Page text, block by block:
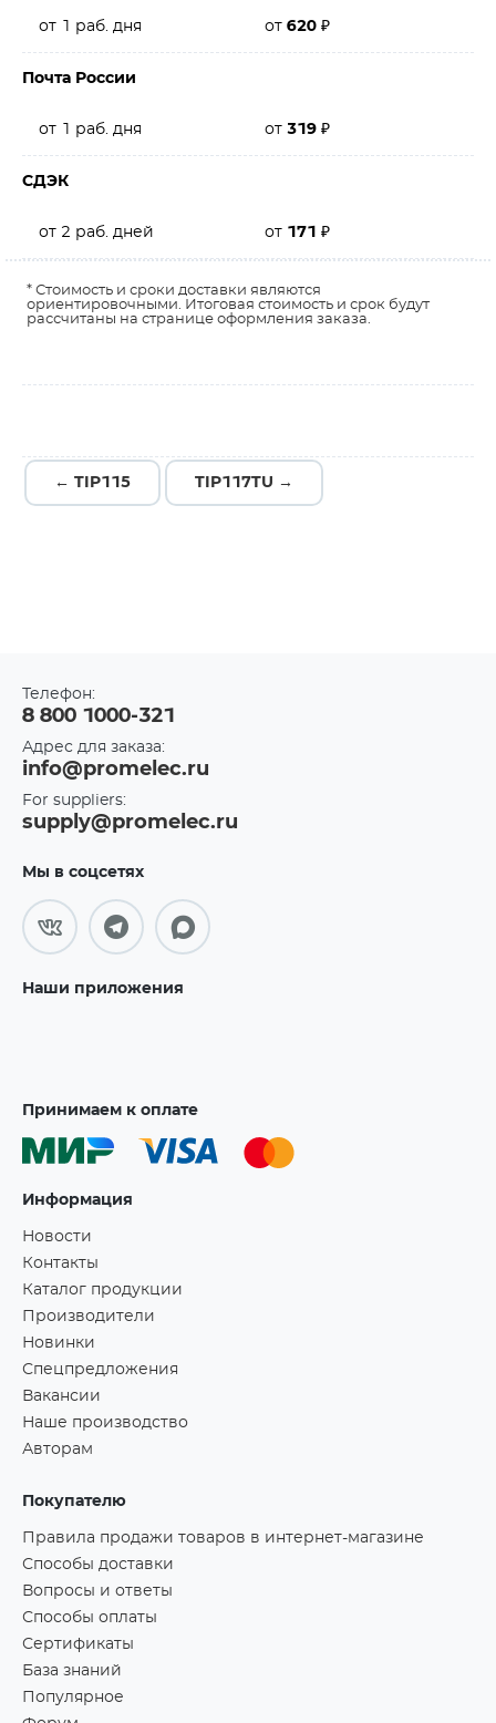
от 1 раб. дня от 620 ₽
Почта России
от 1 раб. дня от 319 ₽
СДЭК
от 2 раб. дней от 171 ₽
* Стоимость и сроки доставки являются
ориентировочными. Итоговая стоимость и срок будут
рассчитаны на странице оформления заказа.
← TIP115 TIP117TU →
Телефон:
8 800 1000-321
Адрес для заказа:
info@promelec.ru
For suppliers:
supply@promelec.ru
Мы в соцсетях
Наши приложения
Принимаем к оплате
Информация
Новости
Контакты
Каталог продукции
Производители
Новинки
Спецпредложения
Вакансии
Наше производство
Авторам
Покупателю
Правила продажи товаров в интернет-магазине
Способы доставки
Вопросы и ответы
Способы оплаты
Сертификаты
База знаний
Популярное